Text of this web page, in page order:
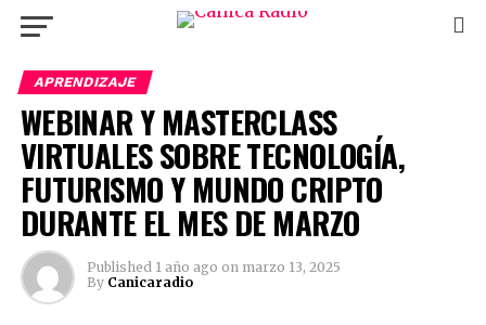
APRENDIZAJE
WEBINAR Y MASTERCLASS
VIRTUALES SOBRE TECNOLOGÍA,
FUTURISMO Y MUNDO CRIPTO
DURANTE EL MES DE MARZO
Published 1 año ago on marzo 13, 2025
By Canicaradio